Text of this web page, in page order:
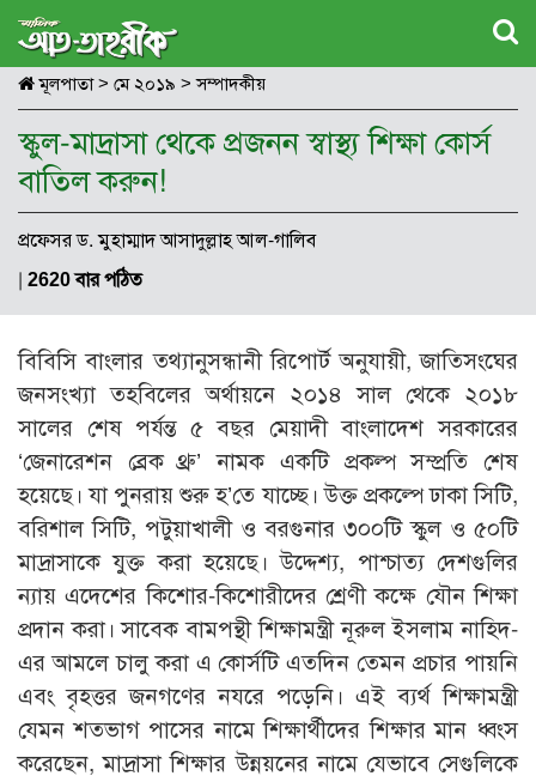
মূলপাতা> মে ২০১৯ > সম্পাদকীয়
স্কুল-মাদ্রাসা থেকে প্রজনন স্বাস্থ্য শিক্ষা কোর্স
বাতিল করুন!
প্রফেসর ড. মুহাম্মাদ আসাদুল্লাহ আল-গালিব
| 2620 বার পঠিত
বিবিসি বাংলার তথ্যানুসন্ধানী রিপোর্ট অনুযায়ী, জাতিসংঘের
জনসংখ্যা তহবিলের অর্থায়নে ২০১৪ সাল থেকে ২০১৮
সালের শেষ পর্যন্ত ৫ বছর মেয়াদী বাংলাদেশ সরকারের
‘জেনারেশন ব্রেক থ্রু’ নামক একটি প্রকল্প সম্প্রতি শেষ
হয়েছে। যা পুনরায় শুরু হ’তে যাচ্ছে। উক্ত প্রকল্পে ঢাকা সিটি,
বরিশাল সিটি, পটুয়াখালী ও বরগুনার ৩০০টি স্কুল ও ৫০টি
মাদ্রাসাকে যুক্ত করা হয়েছে। উদ্দেশ্য, পাশ্চাত্য দেশগুলির
ন্যায় এদেশের কিশোর-কিশোরীদের শ্রেণী কক্ষে যৌন শিক্ষা
প্রদান করা। সাবেক বামপন্থী শিক্ষামন্ত্রী নূরুল ইসলাম নাহিদ-
এর আমলে চালু করা এ কোর্সটি এতদিন তেমন প্রচার পায়নি
এবং বৃহত্তর জনগণের নযরে পড়েনি। এই ব্যর্থ শিক্ষামন্ত্রী
যেমন শতভাগ পাসের নামে শিক্ষার্থীদের শিক্ষার মান ধ্বংস
করেছেন, মাদ্রাসা শিক্ষার উন্নয়নের নামে যেভাবে সেগুলিকে